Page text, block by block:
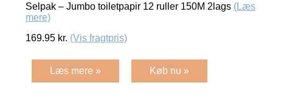
Selpak – Jumbo toiletpapir 12 ruller 150M 2lags (Læs
mere)
169.95 kr. (Vis fragtpris)
Læs mere » Køb nu »